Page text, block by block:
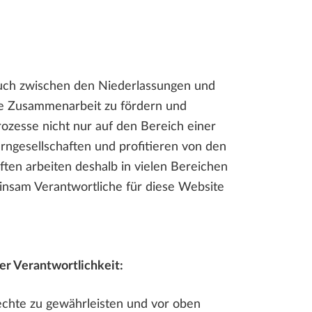
zwischen den Niederlassungen und
Zusammenarbeit zu fördern und
nicht nur auf den Bereich einer
und profitieren von den
arbeiten deshalb in vielen Bereichen
Verantwortliche für diese Website
Verantwortlichkeit:
zu gewährleisten und vor oben